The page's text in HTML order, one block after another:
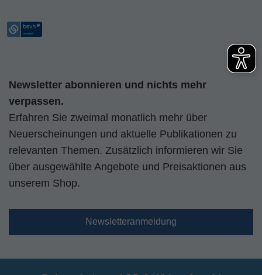
Newsletter abonnieren und nichts mehr
verpassen.
Erfahren Sie zweimal monatlich mehr über
Neuerscheinungen und aktuelle Publikationen zu
relevanten Themen. Zusätzlich informieren wir Sie
über ausgewählte Angebote und Preisaktionen aus
unserem Shop.
Newsletteranmeldung